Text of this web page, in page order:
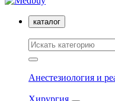
каталог
Анестезиология и
Хирургия